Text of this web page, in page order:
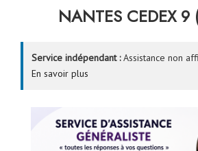
NANTES CEDEX 9
Service indépendant :Assistance non
En savoir plus